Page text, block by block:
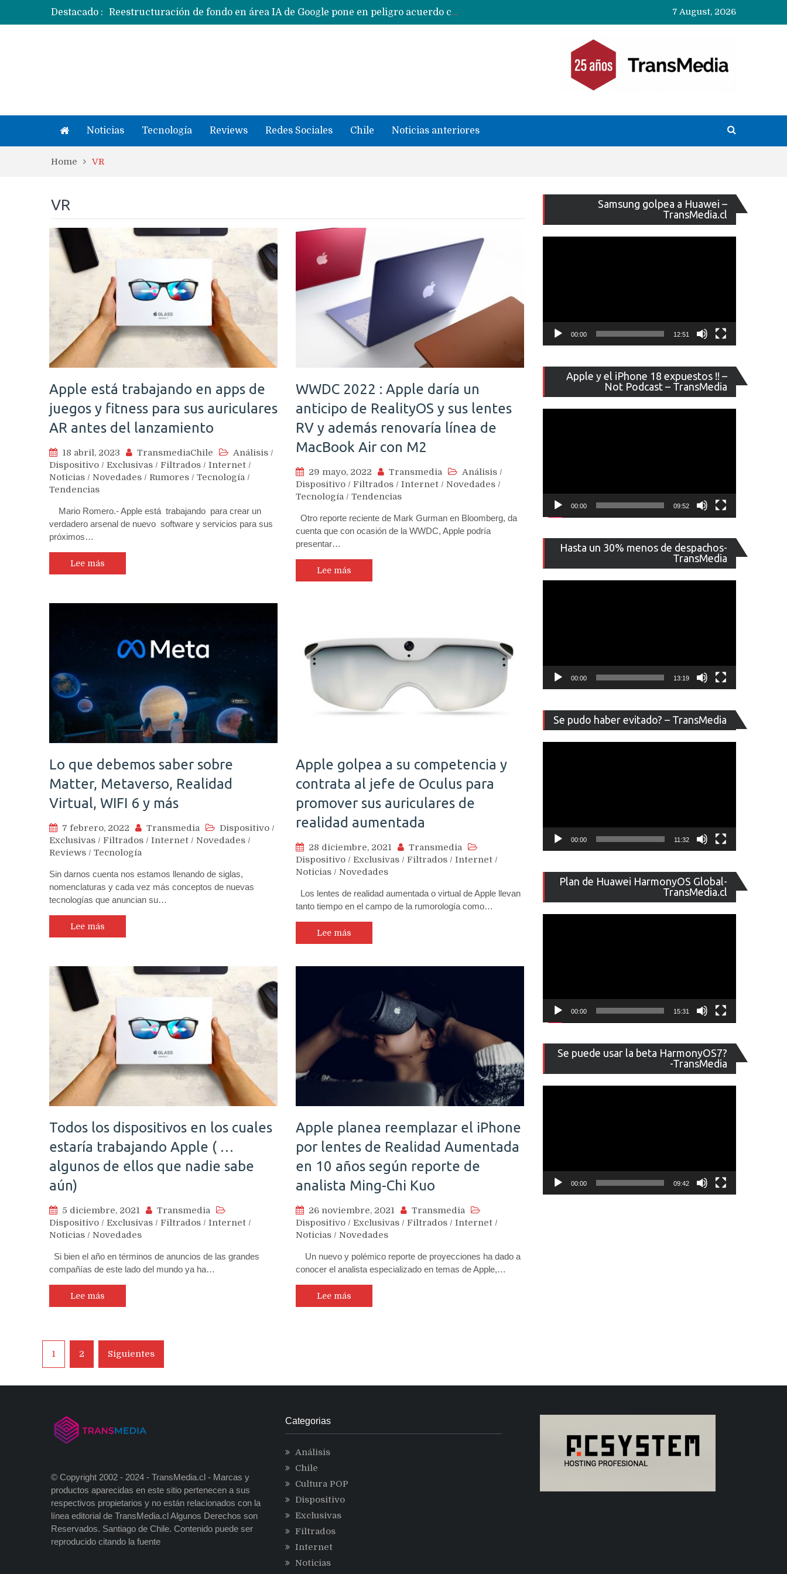
Destacado :
Reestructuración de fondo en área IA de Google pone en peligro acuerdo con Apple y salvataje de Siri
CXMT le dice NO a la venta de sus memorias a Apple y dará prioridad a Huawei y Xiaomi
7 August, 2026
Noticias Tecnología Reviews Redes Sociales Chile Noticias anteriores
Home VR
VR
Apple está trabajando en apps de
juegos y fitness para sus auriculares
AR antes del lanzamiento
18 abril, 2023 TransmediaChile Análisis /
Dispositivo / Exclusivas / Filtrados / Internet /
Noticias / Novedades / Rumores / Tecnología /
Tendencias
Mario Romero.- Apple está trabajando para crear un
verdadero arsenal de nuevo software y servicios para sus
próximos…
Lee más
WWDC 2022 : Apple daría un
anticipo de RealityOS y sus lentes
RV y además renovaría línea de
MacBook Air con M2
29 mayo, 2022 Transmedia Análisis /
Dispositivo / Filtrados / Internet / Novedades /
Tecnología / Tendencias
Otro reporte reciente de Mark Gurman en Bloomberg, da
cuenta que con ocasión de la WWDC, Apple podría
presentar…
Lee más
Lo que debemos saber sobre
Matter, Metaverso, Realidad
Virtual, WIFI 6 y más
7 febrero, 2022 Transmedia Dispositivo /
Exclusivas / Filtrados / Internet / Novedades /
Reviews / Tecnología
Sin darnos cuenta nos estamos llenando de siglas,
nomenclaturas y cada vez más conceptos de nuevas
tecnologías que anuncian su…
Lee más
Apple golpea a su competencia y
contrata al jefe de Oculus para
promover sus auriculares de
realidad aumentada
28 diciembre, 2021
Transmedia
Dispositivo / Exclusivas / Filtrados / Internet /
Noticias / Novedades
Los lentes de realidad aumentada o virtual de Apple llevan
tanto tiempo en el campo de la rumorología como…
Lee más
Todos los dispositivos en los cuales
estaría trabajando Apple ( …
algunos de ellos que nadie sabe
aún)
5 diciembre, 2021
Transmedia
Dispositivo / Exclusivas / Filtrados / Internet /
Noticias / Novedades
Si bien el año en términos de anuncios de las grandes
compañías de este lado del mundo ya ha…
Lee más
Apple planea reemplazar el iPhone
por lentes de Realidad Aumentada
en 10 años según reporte de
analista Ming-Chi Kuo
26 noviembre, 2021
Transmedia
Dispositivo / Exclusivas / Filtrados / Internet /
Noticias / Novedades
Un nuevo y polémico reporte de proyecciones ha dado a
conocer el analista especializado en temas de Apple,…
Lee más
Navegación
de
entradas
1 2 Siguientes
Samsung golpea a Huawei –
TransMedia.cl
de
vídeo
00:00 12:51
Apple y el iPhone 18 expuestos !! –
Not Podcast – TransMedia
de
vídeo
00:00 09:52
Hasta un 30% menos de despachos-
TransMedia
de
vídeo
00:00 13:19
Se pudo haber evitado? – TransMedia
de
vídeo
00:00 11:32
Plan de Huawei HarmonyOS Global-
TransMedia.cl
de
vídeo
00:00 15:31
Se puede usar la beta HarmonyOS7?
-TransMedia
de
vídeo
00:00 09:42
© Copyright 2002 - 2024 - TransMedia.cl - Marcas y
productos aparecidas en este sitio pertenecen a sus
respectivos propietarios y no están relacionados con la
línea editorial de TransMedia.cl Algunos Derechos son
Reservados. Santiago de Chile. Contenido puede ser
reproducido citando la fuente
Categorias
Análisis
Chile
Cultura POP
Dispositivo
Exclusivas
Filtrados
Internet
Noticias